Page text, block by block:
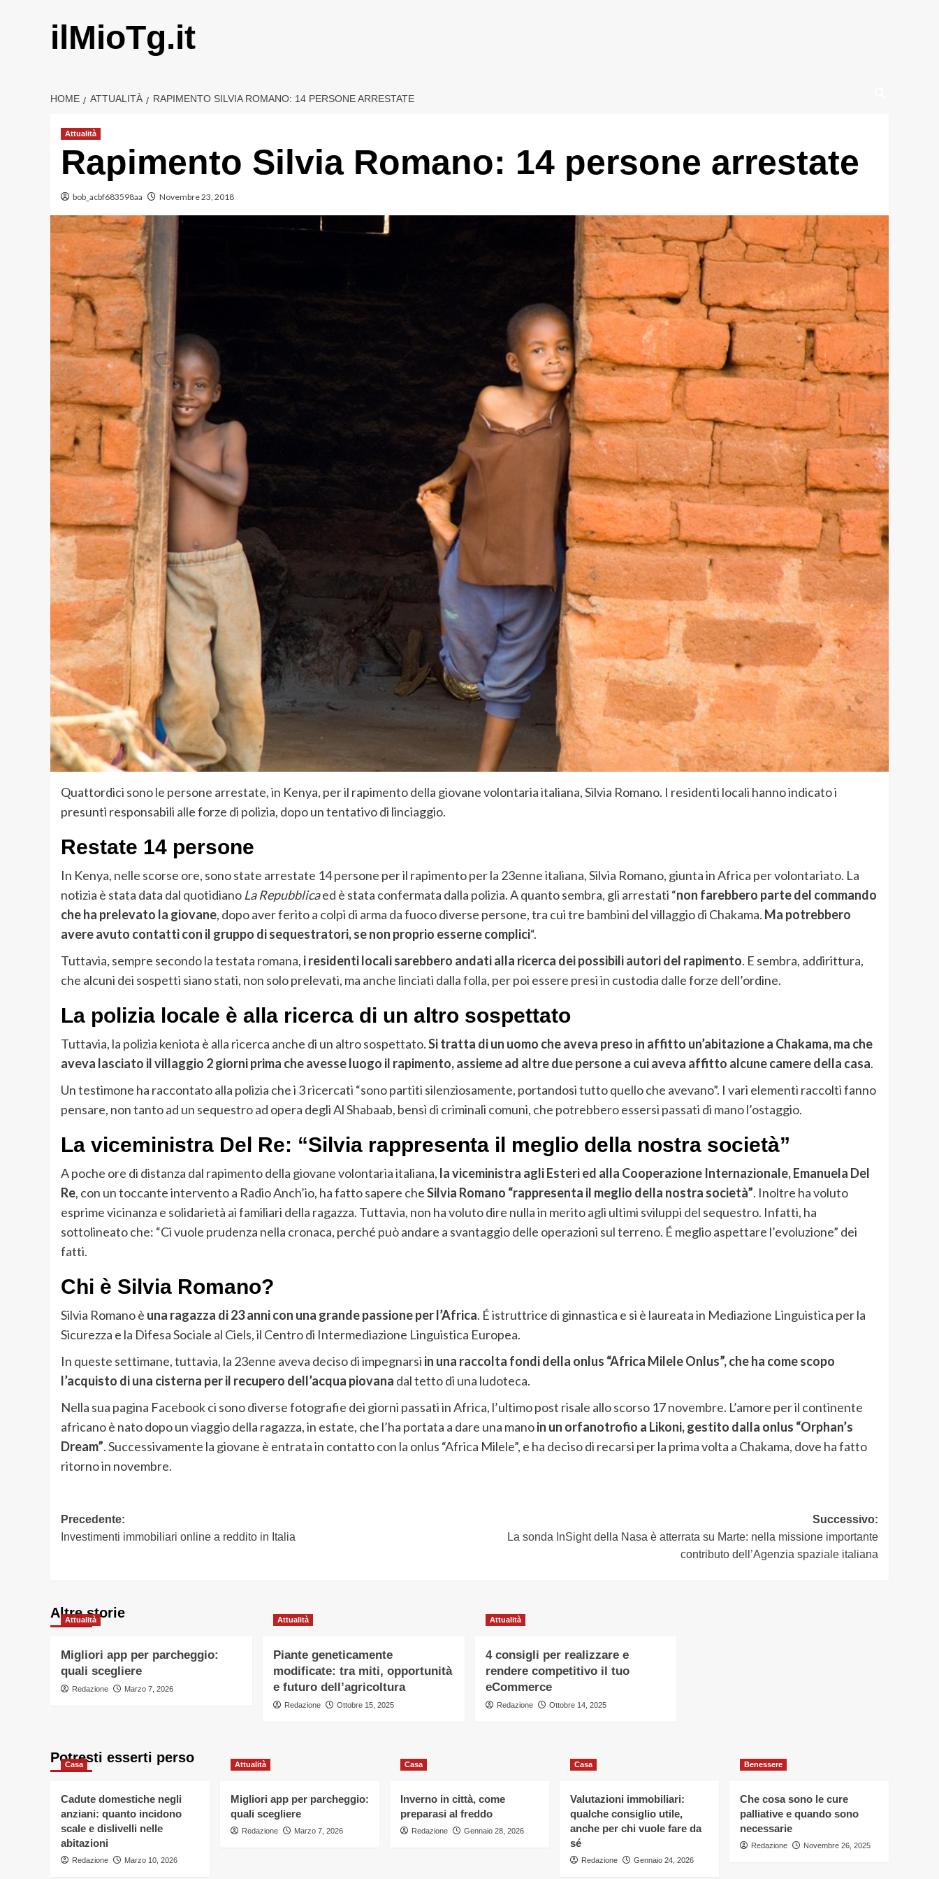
ilMioTg.it
HOME ATTUALITÀ RAPIMENTO SILVIA ROMANO: 14 PERSONE ARRESTATE
Attualità
Rapimento Silvia Romano: 14 persone arrestate
bob_acbf683598aa Novembre 23, 2018
Quattordici sono le persone arrestate, in Kenya, per il rapimento della giovane volontaria italiana, Silvia Romano. I residenti locali hanno indicato i
presunti responsabili alle forze di polizia, dopo un tentativo di linciaggio.
Restate 14 persone
In Kenya, nelle scorse ore, sono state arrestate 14 persone per il rapimento per la 23enne italiana, Silvia Romano, giunta in Africa per volontariato. La
notizia è stata data dal quotidiano La Repubblicaed è stata confermata dalla polizia. A quanto sembra, gli arrestati “non farebbero parte del commando
che ha prelevato la giovane, dopo aver ferito a colpi di arma da fuoco diverse persone, tra cui tre bambini del villaggio di Chakama. Ma potrebbero
avere avuto contatti con il gruppo di sequestratori, se non proprio esserne complici“.
Tuttavia, sempre secondo la testata romana, i residenti locali sarebbero andati alla ricerca dei possibili autori del rapimento. E sembra, addirittura,
che alcuni dei sospetti siano stati, non solo prelevati, ma anche linciati dalla folla, per poi essere presi in custodia dalle forze dell’ordine.
La polizia locale è alla ricerca di un altro sospettato
Tuttavia, la polizia keniota è alla ricerca anche di un altro sospettato.Si tratta di un uomo che aveva preso in affitto un’abitazione a Chakama, ma che
aveva lasciato il villaggio 2 giorni prima che avesse luogo il rapimento, assieme ad altre due persone a cui aveva affitto alcune camere della casa.
Un testimone ha raccontato alla polizia che i 3 ricercati “sono partiti silenziosamente, portandosi tutto quello che avevano”. I vari elementi raccolti fanno
pensare, non tanto ad un sequestro ad opera degli Al Shabaab, bensì di criminali comuni, che potrebbero essersi passati di mano l’ostaggio.
La viceministra Del Re: “Silvia rappresenta il meglio della nostra società”
A poche ore di distanza dal rapimento della giovane volontaria italiana, la viceministra agli Esteri ed alla Cooperazione Internazionale, Emanuela Del
Re, con un toccante intervento a Radio Anch’io, ha fatto sapere cheSilvia Romano “rappresenta il meglio della nostra società”. Inoltre ha voluto
esprime vicinanza e solidarietà ai familiari della ragazza. Tuttavia, non ha voluto dire nulla in merito agli ultimi sviluppi del sequestro. Infatti, ha
sottolineato che: “Ci vuole prudenza nella cronaca, perché può andare a svantaggio delle operazioni sul terreno. É meglio aspettare l’evoluzione” dei
fatti.
Chi è Silvia Romano?
Silvia Romano è una ragazza di 23 anni con una grande passione per l’Africa. É istruttrice di ginnastica e si è laureata in Mediazione Linguistica per la
Sicurezza e la Difesa Sociale al Ciels, il Centro di Intermediazione Linguistica Europea.
In queste settimane, tuttavia, la 23enne aveva deciso di impegnarsi in una raccolta fondi della onlus “Africa Milele Onlus”, che ha come scopo
l’acquisto di una cisterna per il recupero dell’acqua piovana dal tetto di una ludoteca.
Nella sua pagina Facebook ci sono diverse fotografie dei giorni passati in Africa, l’ultimo post risale allo scorso 17 novembre. L’amore per il continente
africano è nato dopo un viaggio della ragazza, in estate, che l’ha portata a dare una manoin un orfanotrofio a Likoni, gestito dalla onlus “Orphan’s
Dream”. Successivamente la giovane è entrata in contatto con la onlus “Africa Milele”, e ha deciso di recarsi per la prima volta a Chakama, dove ha fatto
ritorno in novembre.
Navigazione
articolo
Precedente:
Investimenti immobiliari online a reddito in Italia
Successivo:
La sonda InSight della Nasa è atterrata su Marte: nella missione importante
contributo dell’Agenzia spaziale italiana
Altre storie
Attualità
Migliori app per parcheggio:
quali scegliere
Redazione Marzo 7, 2026
Attualità
Piante geneticamente
modificate: tra miti, opportunità
e futuro dell’agricoltura
Redazione Ottobre 15, 2025
Attualità
4 consigli per realizzare e
rendere competitivo il tuo
eCommerce
Redazione Ottobre 14, 2025
Potresti esserti perso
Casa
Cadute domestiche negli
anziani: quanto incidono
scale e dislivelli nelle
abitazioni
Redazione Marzo 10, 2026
Attualità
Migliori app per parcheggio:
quali scegliere
Redazione Marzo 7, 2026
Casa
Inverno in città, come
preparasi al freddo
Redazione Gennaio 28, 2026
Casa
Valutazioni immobiliari:
qualche consiglio utile,
anche per chi vuole fare da
sé
Redazione Gennaio 24, 2026
Benessere
Che cosa sono le cure
palliative e quando sono
necessarie
Redazione Novembre 26, 2025